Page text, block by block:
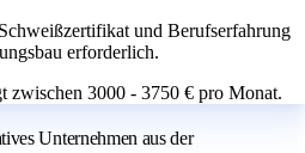
und Berufserfahrung
erforderlich.
zwischen 3000 - 3750 € pro Monat.
Unternehmen aus der